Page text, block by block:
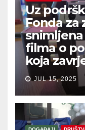
Uz
Fonda za
filma o
koja
JUL 15, 2025